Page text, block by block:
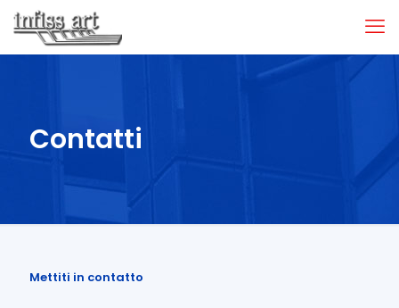
Contatti
Mettiti in contatto